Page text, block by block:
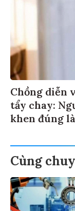
Chồng diễn
tẩy chay:
khen đúng
Cùng